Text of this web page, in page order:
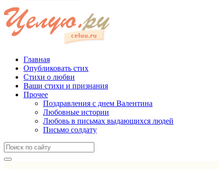
Главная
Опубликовать стих
Стихи о любви
Ваши стихи и признания
Прочее
Поздравления с днем Валентина
Любовные истории
Любовь в письмах выдающихся людей
Письмо солдату